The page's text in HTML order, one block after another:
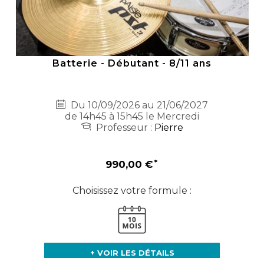
Batterie - Débutant - 8/11 ans
Du 10/09/2026 au 21/06/2027
de 14h45 à 15h45 le Mercredi
Professeur : Pierre
990,00 €
Choisissez votre formule :
+ VOIR LES DÉTAILS